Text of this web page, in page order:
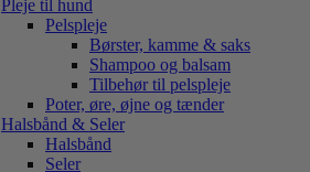
Pleje til hund
Pelspleje
Børster, kamme & saks
Shampoo og balsam
Tilbehør til pelspleje
Poter, øre, øjne og tænder
Halsbånd & Seler
Halsbånd
Seler